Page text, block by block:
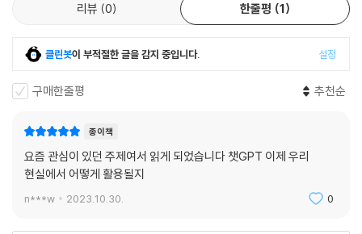
도구인지 파악할 책은 분명 필요했다. 이러한 요구에 부응할, 차분하고 신
중하게 챗GPT를 소개하는 책, 『챗GPT가 내 공부를 다 해 준다고?』가 드
디어 출간되었다.
“새로운 인공 지능과 함께할 준비가 되었나요?”
AI와 함께 살아갈 미래가 펼쳐진다
공신력 있는 다수의 어린이 청소년 과학 도서를 집필한 과학 전문 저자인
떤 것을 조심해야 할지 알려 준다. 무엇보다 저자는 어린이가 챗GPT에 좀
리뷰 0 한줄평 1
클린봇이 부적절한 글을 감지 중입니다. 설정
구매한줄평 추천순
종이책
요즘 관심이 있던 주제여서 읽게 되었습니다 챗GPT 이제 우리
현실에서 어떻게 활용될지
n***w 2023.10.30. 0